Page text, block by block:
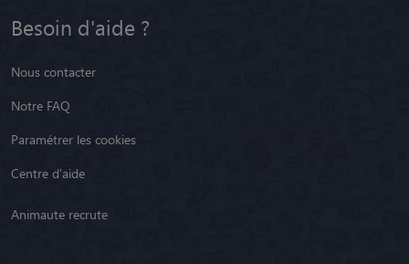
Besoin d'aide ?
Nous contacter
Notre FAQ
Paramétrer les cookies
Centre d'aide
Animaute recrute